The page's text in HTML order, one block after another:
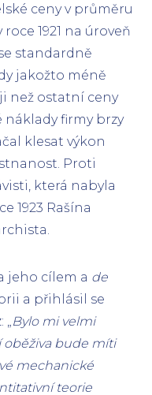
ceny v průměru
roce 1921 na úroveň
se standardně
jakožto méně
než ostatní ceny
náklady firmy brzy
klesat výkon
Proti
která nabyla
1923 Rašína
jeho cílem a de
a přihlásil se
„Bylo mi velmi
oběživa bude míti
mechanické
teorie